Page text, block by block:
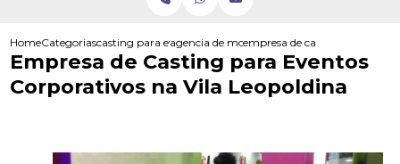
HomeCategoriascasting para eventosagencia de modelos para eventos
empresa de casting para
Empresa de Casting para Eventos
Corporativos na Vila Leopoldina